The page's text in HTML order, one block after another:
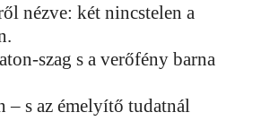
nézve: két nincstelen a
szag s a verőfény barna
– s az émelyítő tudatnál